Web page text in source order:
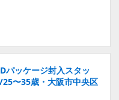
パッケージ封入スタッ
〜35歳・大阪市中央区